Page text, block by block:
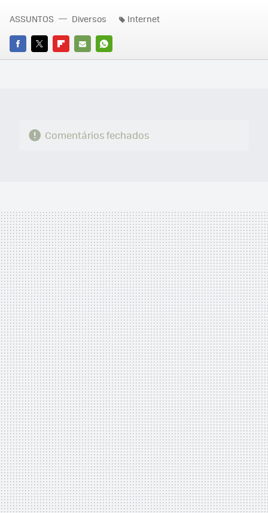
FACEBOOK
TWITTERFLIPBOARD
E-
WHATSAPP
ASSUNTOS Diversos Internet
Comentários fechados